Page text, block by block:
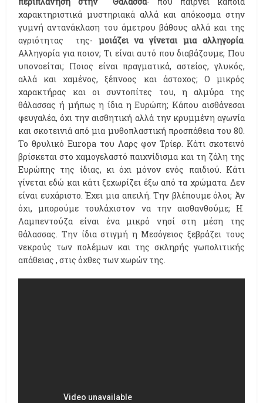
χαρακτηριστικά μυστηριακά αλλά και απόκοσμα στην
γυμνή αντανάκλαση του άμετρου βάθους αλλά και της
αγριότητας
της- μοιάζει να γίνεται μια αλληγορία.
Αλληγορία για ποιον; Τι είναι αυτό που διαβάζουμε; Που
υπονοείται; Ποιος είναι πραγματικά, αστείος, γλυκός,
αλλά και χαμένος, ξέπνοος και άστοχος; Ο μικρός
χαρακτήρας και οι συντοπίτες του, η αλμύρα της
θάλασσας ή μήπως η ίδια η Ευρώπη; Κάπου αισθάνεσαι
φευγαλέα, όχι την αισθητική αλλά την κρυμμένη αγωνία
και σκοτεινιά από μια μυθοπλαστική προσπάθεια του 80.
Το θρυλικό Europa του Λαρς φον Τρίερ. Κάτι σκοτεινό
βρίσκεται στο χαμογελαστό παιχνίδισμα και τη ζάλη της
Ευρώπης της ίδιας, κι όχι μόνον ενός παιδιού. Κάτι
γίνεται εδώ και κάτι ξεχωρίζει έξω από τα χρώματα. Δεν
είναι ευχάριστο. Έχει μια απειλή. Την βλέπουμε όλοι; Άν
όχι, μπορούμε τουλάχιστον να την αισθανθούμε; Η
Λαμπεντούζα είναι ένα μικρό νησί στη μέση της
θάλασσας. Την ίδια στιγμή η Μεσόγειος ξεβράζει τους
νεκρούς των πολέμων και της σκληρής γωπολιτικής
απάθειας , στις όχθες των χωρών της.